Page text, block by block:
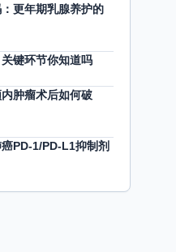
更年期乳腺养护的
键环节你知道吗
肿瘤术后如何破
癌PD-1/PD-L1抑制剂